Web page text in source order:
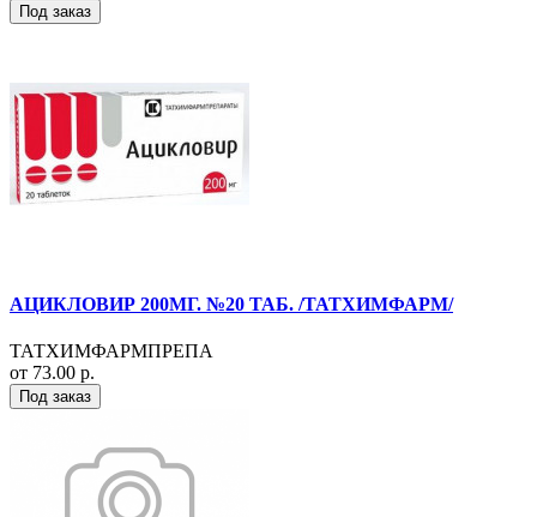
Под заказ
АЦИКЛОВИР 200МГ. №20 ТАБ. /ТАТХИМФАРМ/
ТАТХИМФАРМПРЕПА
от 73.00 р.
Под заказ